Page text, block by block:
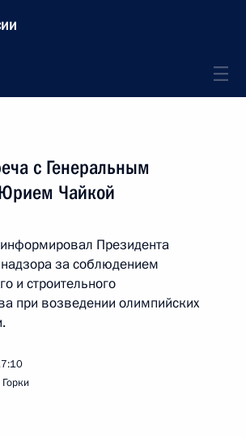
с Генеральным
Чайкой
Президента
за соблюдением
и строительного
при возведении олимпийских